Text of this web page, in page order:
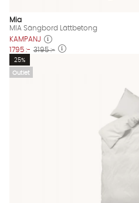
Mia
MIA Sängbord Lättbetong
KAMPANJ
1795 :- 3195 :-
Outlet
25%